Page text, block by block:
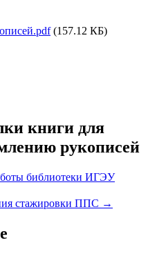
(157.12 КБ)
книги для
рукописей
библиотеки ИГЭУ
стажировки ППС →